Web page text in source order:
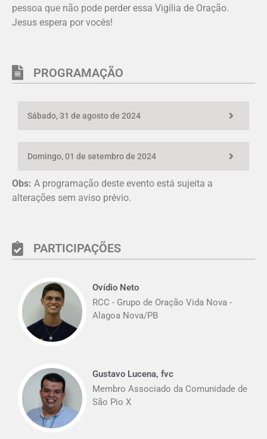
pessoa que não pode perder essa Vigília de Oração.
Jesus espera por vocês!
PROGRAMAÇÃO
Sábado, 31 de agosto de 2024
Domingo, 01 de setembro de 2024
Obs: A programação deste evento está sujeita a
alterações sem aviso prévio.
PARTICIPAÇÕES
Ovídio Neto
RCC - Grupo de Oração Vida Nova -
Alagoa Nova/PB
Gustavo Lucena, fvc
Membro Associado da Comunidade de
São Pio X